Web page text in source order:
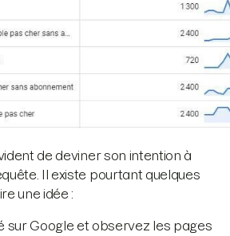
de deviner son intention à
Il existe pourtant quelques
une idée :
sur Google et observez les pages